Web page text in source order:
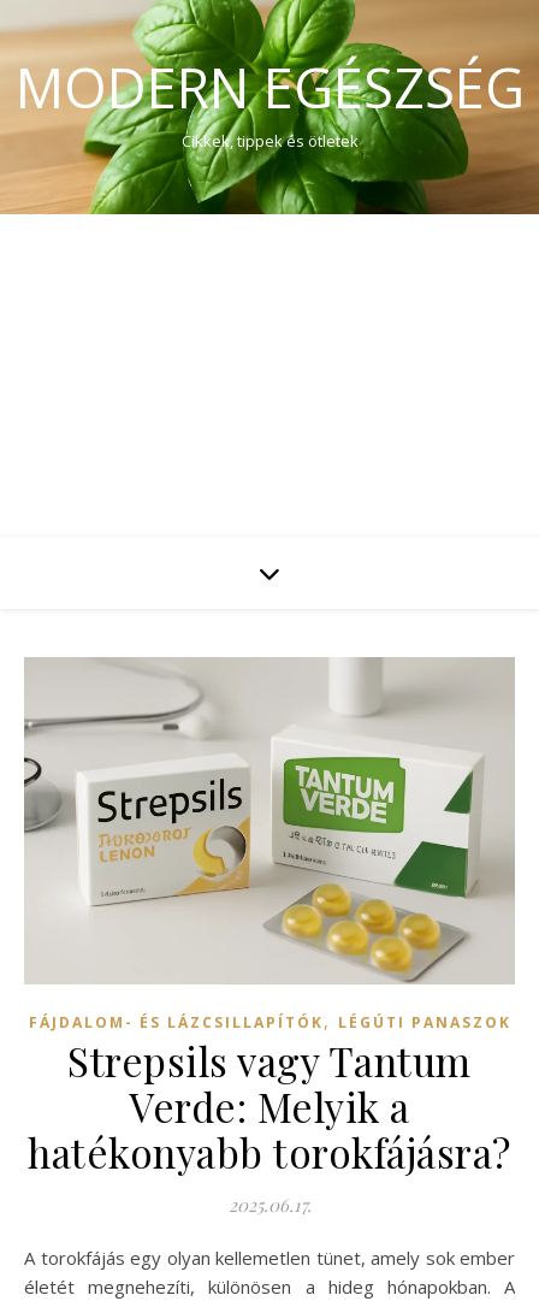
MODERN EGÉSZSÉG
Cikkek, tippek és ötletek
FÁJDALOM- ÉS LÁZCSILLAPÍTÓK, LÉGÚTI PANASZOK
Strepsils vagy Tantum
Verde: Melyik a
hatékonyabb torokfájásra?
2025.06.17.
A torokfájás egy olyan kellemetlen tünet, amely sok ember
életét megnehezíti, különösen a hideg hónapokban. A